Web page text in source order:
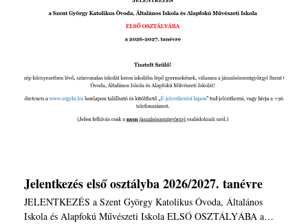
Jelentkezés első osztályba 2026/2027. tanévre
JELENTKEZÉS a Szent György Katolikus Óvoda, Általános
Iskola és Alapfokú Művészeti Iskola ELSŐ OSZTÁLYÁBA a…